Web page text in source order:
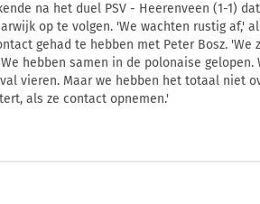
na het duel PSV - Heerenveen (1-1)
op te volgen. 'We wachten rustig af,'
gehad te hebben met Peter Bosz.
hebben samen in de polonaise
vieren. Maar we hebben het totaal niet
als ze contact opnemen.'